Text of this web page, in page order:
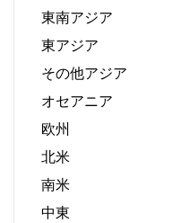
東南アジア
東アジア
その他アジア
オセアニア
欧州
北米
南米
中東